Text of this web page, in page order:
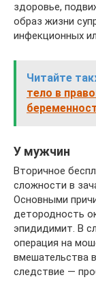
здоровье,
образ жизни
инфекционных
Читайте
тело в
У мужчин
Вторичное
сложности в
Основными
детородность
эпидидимит. В
операция на
вмешательства
следствие —